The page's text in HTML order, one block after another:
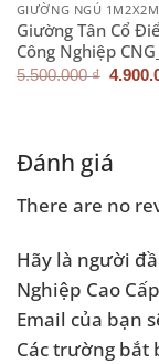
GIƯỜNG NGỦ 1M2X2M
Giường Tân Cổ
Công Nghiệp
5.500.000₫ Giá
Đánh giá
There are no
Hãy là người
Nghiệp Cao
Email của bạn
Các trường bắt